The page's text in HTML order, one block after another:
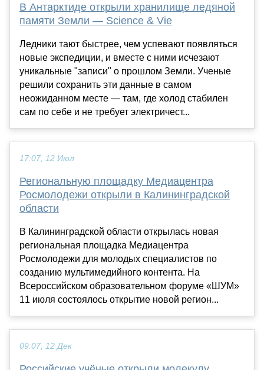
В Антарктиде открыли хранилище ледяной
памяти Земли — Science & Vie
Ледники тают быстрее, чем успевают появляться
новые экспедиции, и вместе с ними исчезают
уникальные "записи" о прошлом Земли. Ученые
решили сохранить эти данные в самом
неожиданном месте — там, где холод стабилен
сам по себе и не требует электричест...
17:07, 12 Июл
Региональную площадку Медиацентра
Росмолодежи открыли в Калининградской
области
В Калининградской области открылась новая
региональная площадка Медиацентра
Росмолодежи для молодых специалистов по
созданию мультимедийного контента. На
Всероссийском образовательном форуме «ШУМ»
11 июля состоялось открытие новой регион...
09:07, 12 Дек